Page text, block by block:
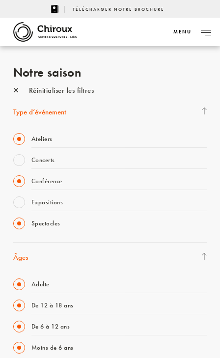
TÉLÉCHARGER NOTRE BROCHURE
CENTRE CULTUREL - LIÈGE
MENU
Notre saison
Réinitialiser les filtres
Type d’événement
Ateliers
Concerts
Conférence
Expositions
Spectacles
Âges
Adulte
De 12 à 18 ans
De 6 à 12 ans
Moins de 6 ans